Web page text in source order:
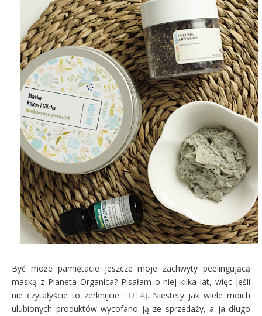
Być może pamiętacie jeszcze moje zachwyty peelingującą
maską z Planeta Organica? Pisałam o niej kilka lat, więc jeśli
nie czytałyście to zerknijcie TUTAJ. Niestety jak wiele moich
ulubionych produktów wycofano ją ze sprzedaży, a ja długo